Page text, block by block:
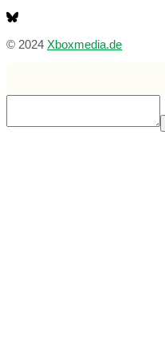
© 2024 Xboxmedia.de